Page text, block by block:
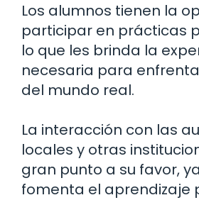
Los alumnos tienen la
participar en prácticas
lo que les brinda la
necesaria para
del mundo real.
La interacción con las
locales y otras
gran punto a su favor,
fomenta el aprendizaje